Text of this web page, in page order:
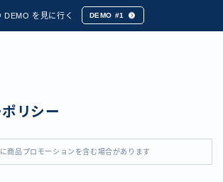
DEMO を見に行く DEMO #1
リシー
商品プロモーションを含む場合があります